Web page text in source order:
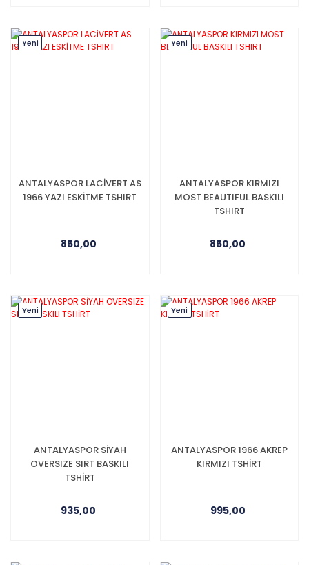
Yeni
ANTALYASPOR LACİVERT AS
1966 YAZI ESKİTME TSHIRT
850,00
Yeni
ANTALYASPOR KIRMIZI
MOST BEAUTIFUL BASKILI
TSHIRT
850,00
Yeni
ANTALYASPOR SİYAH
OVERSIZE SIRT BASKILI
TSHİRT
935,00
Yeni
ANTALYASPOR 1966 AKREP
KIRMIZI TSHİRT
995,00